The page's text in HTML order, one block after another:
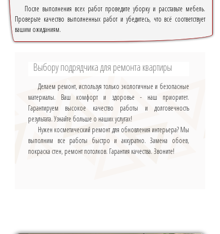
После выполнения всех работ проведите уборку и расставьте мебель.
Проверьте качество выполненных работ и убедитесь, что всё соответствует
вашим ожиданиям.
Выбору подрядчика для ремонта квартиры
Делаем ремонт, используя только экологичные и безопасные
материалы. Ваш комфорт и здоровье - наш приоритет.
Гарантируем высокое качество работы и долговечность
результата. Узнайте больше о наших услугах!
Нужен косметический ремонт для обновления интерьера? Мы
выполним все работы быстро и аккуратно. Замена обоев,
покраска стен, ремонт потолков. Гарантия качества. Звоните!